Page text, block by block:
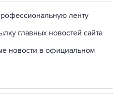
ленту
главных новостей сайта
новости в официальном